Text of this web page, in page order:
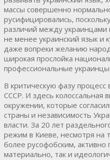
массы совершенно
русифицировались,
различий между украинцами
не менее украинский язык и
даже вопреки желанию
широкая прослойка
профессиональные
В критическую фазу
СССР. И здесь колоссальная
окружении, которые
страны и независимость
власти. За 20 лет
режим в Киеве, несмотря на
более русофобским,
материально, так и